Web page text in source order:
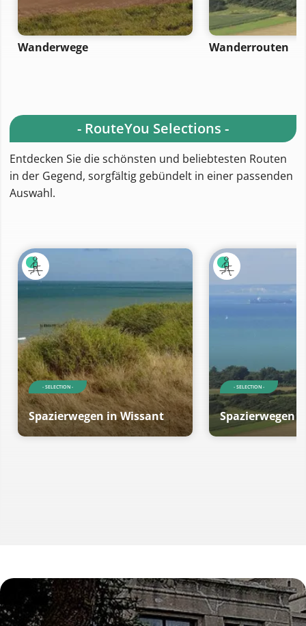
Wanderwege Wanderrouten
- RouteYou Selections -
Entdecken Sie die schönsten und beliebtesten Routen
in der Gegend, sorgfältig gebündelt in einer passenden
Auswahl.
- SELECTION -
Spazierwegen in Wissant
- SELECTION -
Spazierwegen